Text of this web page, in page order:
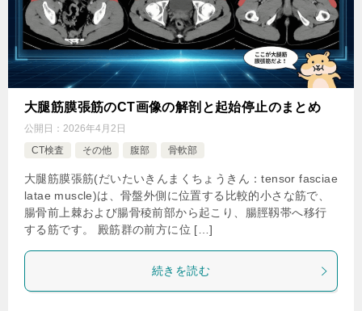
大腿筋膜張筋のCT画像の解剖と起始停止のまとめ
公開日： 2026年4月2日
CT検査
その他 腹部 骨軟部
大腿筋膜張筋(だいたいきんまくちょうきん：tensor fasciae
latae muscle)は、骨盤外側に位置する比較的小さな筋で、
腸骨前上棘および腸骨稜前部から起こり、腸脛靱帯へ移行
する筋です。 殿筋群の前方に位 […]
続きを読む